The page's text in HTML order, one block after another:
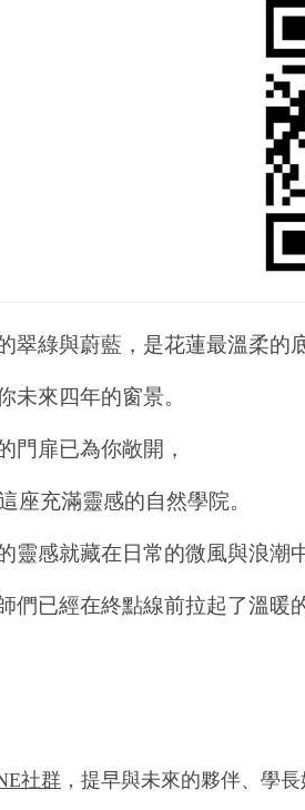
翠綠與蔚藍，是花蓮最溫柔的
未來四年的窗景。
門扉已為你敞開，
座充滿靈感的自然學院。
感就藏在日常的微風與浪潮中
們已經在終點線前拉起了溫暖
社群 ，提早與未來的夥伴、學